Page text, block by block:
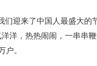
迎来了中国人最盛大
洋，热热闹闹，一串串
户。